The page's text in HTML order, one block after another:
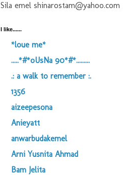
Sila emel shinarostam@yahoo.com
I like......
*loue me*
.....*#*oUsNa 90*#*.........
.: a walk to remember :.
1356
aizeepesona
Anieyatt
anwarbudakemel
Arni Yusnita Ahmad
Bam Jelita